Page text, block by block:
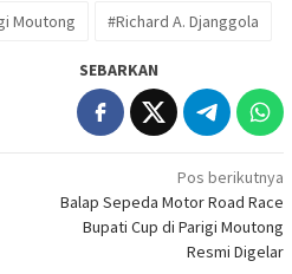
Moutong #Richard A. Djanggola
SEBARKAN
Pos berikutnya
Balap Sepeda Motor Road Race
Bupati Cup di Parigi Moutong
Resmi Digelar